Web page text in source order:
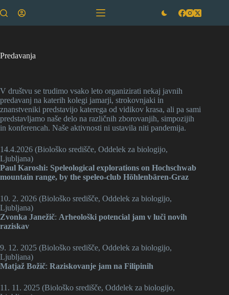
to
Predavanja
V društvu se trudimo vsako leto organizirati nekaj javnih
predavanj na katerih kolegi jamarji, strokovnjaki in
znanstveniki predstavijo katerega od vidikov krasa, ali pa sami
predstavljamo naše delo na različnih zborovanjih, simpozijih
in konferencah. Naše aktivnosti ni ustavila niti pandemija.
14.4.2026 (Biološko središče, Oddelek za biologijo,
Ljubljana)
Paul Karoshi: Speleological explorations on Hochschwab
mountain range, by the speleo-club Höhlenbären-Graz
10. 2. 2026 (Biološko središče, Oddelek za biologijo,
Ljubljana)
Zvonka Janežič: Arheološki potencial jam v luči novih
raziskav
9. 12. 2025 (Biološko središče, Oddelek za biologijo,
Ljubljana)
Matjaž Božič: Raziskovanje jam na Filipinih
11. 11. 2025 (Biološko središče, Oddelek za biologijo,